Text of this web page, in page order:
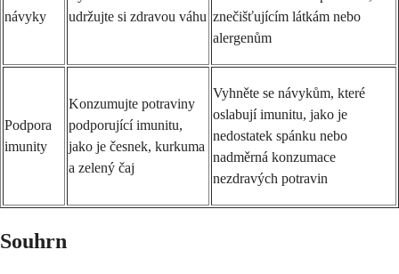
návyky
udržujte si zdravou váhu znečišťujícím látkám nebo
alergenům
Podpora
imunity
Konzumujte potraviny
podporující imunitu,
jako je česnek, kurkuma
a zelený čaj
Vyhněte se návykům, které
oslabují imunitu, jako je
nedostatek spánku nebo
nadměrná konzumace
nezdravých potravin
Souhrn